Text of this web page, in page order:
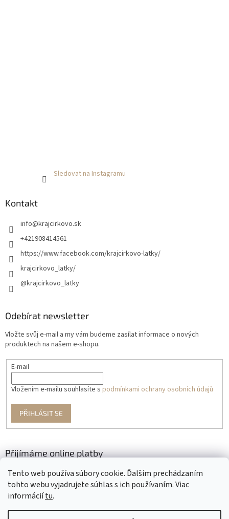
Tento web používa súbory cookie. Ďalším prechádzaním
tohto webu vyjadrujete súhlas s ich používaním. Viac
informáciítu.
Sledovat na Instagramu
Kontakt
info@krajcirkovo.sk
+421908414561
https://www.facebook.com/krajcirkovo-latky/
krajcirkovo_latky/
@krajcirkovo_latky
Odebírat newsletter
Vložte svůj e-mail a my vám budeme zasílat informace o nových
produktech na našem e-shopu.
E-mail
Vložením e-mailu souhlasíte s podmínkami ochrany osobních údajů
PŘIHLÁSIT SE
Přijímáme online platby